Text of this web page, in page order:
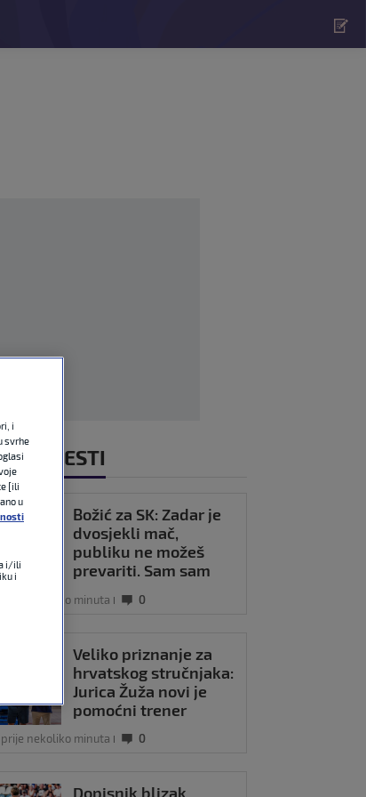
VIJESTI
Božić za SK: Zadar je
dvosjekli mač,
publiku ne možeš
prevariti. Sam sam
po svom
prije nekoliko minuta 0
Veliko priznanje za
hrvatskog stručnjaka:
Jurica Žuža novi je
pomoćni trener
prije nekoliko minuta 0
Dopisnik blizak
i
svrhe
[ili
u
i/ili
i